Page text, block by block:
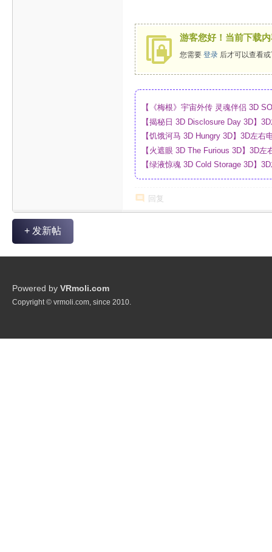
游客您好！当前下载
您需要 登录 后才可以查看
【《梅根》宇宙外传 灵魂伴侣 3D
_4K_高清蓝光压制_网盘
【揭秘日 3D Disclosure Day 3D】
制_网盘
【饥饿河马 3D Hungry 3D】3D左
【火遮眼 3D The Furious 3D】3D
网盘
【绿液惊魂 3D Cold Storage 3D】
回复
+ 发新帖
Powered by VRmoli.com
Copyright © vrmoli.com, since 2010.